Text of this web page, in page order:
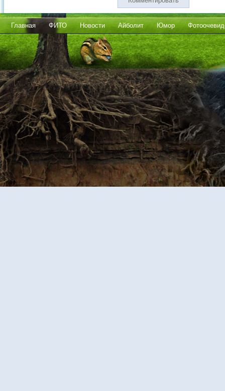
Главная ФИТО Новости Айболит Юмор